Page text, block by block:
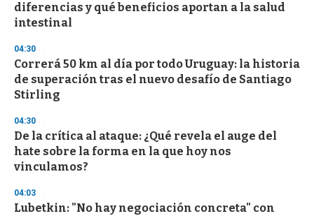
diferencias y qué beneficios aportan a la salud
intestinal
04:30
Correrá 50 km al día por todo Uruguay: la historia
de superación tras el nuevo desafío de Santiago
Stirling
04:30
De la crítica al ataque: ¿Qué revela el auge del
hate sobre la forma en la que hoy nos
vinculamos?
04:03
Lubetkin: "No hay negociación concreta" con